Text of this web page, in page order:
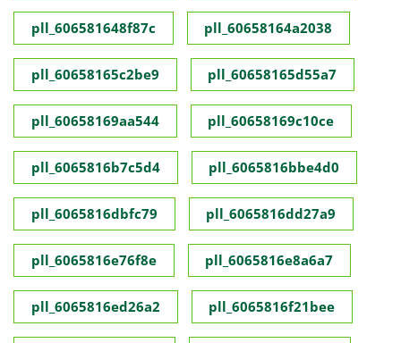
pll_606581648f87c pll_60658164a2038
pll_60658165c2be9 pll_60658165d55a7
pll_60658169aa544 pll_60658169c10ce
pll_6065816b7c5d4 pll_6065816bbe4d0
pll_6065816dbfc79 pll_6065816dd27a9
pll_6065816e76f8e pll_6065816e8a6a7
pll_6065816ed26a2 pll_6065816f21bee